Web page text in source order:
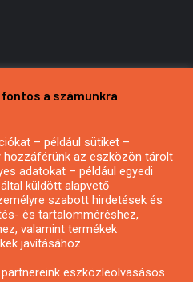
vagy hírlevél
fontos a számunkra
– például sütiket –
hozzáférünk az eszközön tárolt
adatokat – például egyedi
küldött alapvető
szabott hirdetések és
és tartalomméréshez,
valamint termékek
javításához.
eszközleolvasásos